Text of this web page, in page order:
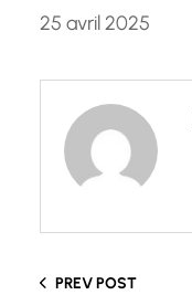
25 avril 2025
PREV POST